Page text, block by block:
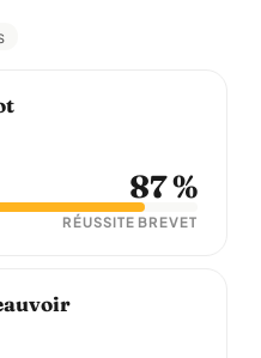
87 %
RÉUSSITE BREVET